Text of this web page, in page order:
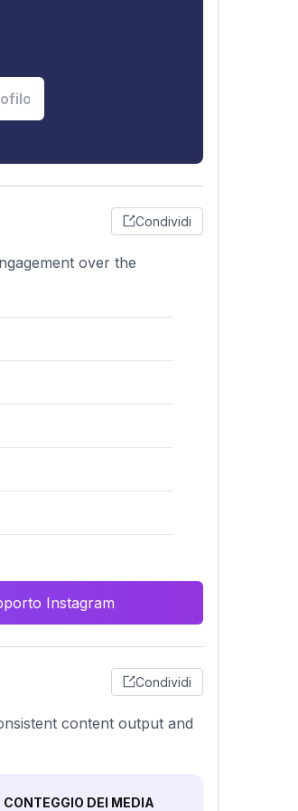
Condividi
over the
Instagram
Condividi
content output and
CONTEGGIO DEI MEDIA